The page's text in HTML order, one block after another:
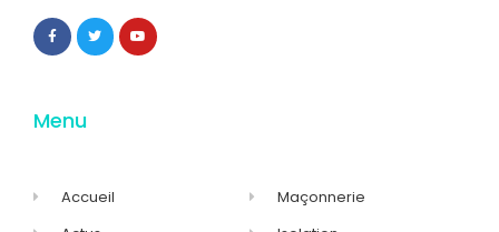
Menu
Accueil
Maçonnerie